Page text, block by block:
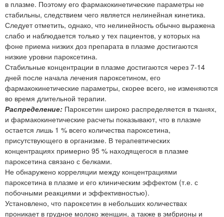
в плазме. Поэтому его фармакокинетические параметры не
стабильны, следствием чего является нелинейная кинетика.
Следует отметить, однако, что нелинейность обычно выражена
слабо и наблюдается только у тех пациентов, у которых на
фоне приема низких доз препарата в плазме достигаются
низкие уровни пароксетина.
Стабильные концентрации в плазме достигаются через 7-14
дней после начала лечения пароксетином, его
фармакокинетические параметры, скорее всего, не изменяются
во время длительной терапии.
Распределение: Пароксетин широко распределяется в тканях,
и фармакокинетические расчеты показывают, что в плазме
остается лишь 1 % всего количества пароксетина,
присутствующего в организме. В терапевтических
концентрациях примерно 95 % находящегося в плазме
пароксетина связано с белками.
Не обнаружено корреляции между концентрациями
пароксетина в плазме и его клиническим эффектом (т.е. с
побочными реакциями и эффективностью).
Установлено, что пароксетин в небольших количествах
проникает в грудное молоко женщин, а также в эмбрионы и